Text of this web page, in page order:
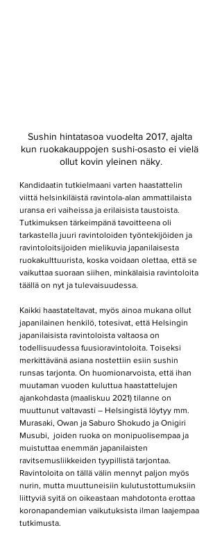
Sushin hintatasoa vuodelta 2017, ajalta
kun ruokakauppojen sushi-osasto ei vielä
ollut kovin yleinen näky.
Kandidaatin tutkielmaani varten haastattelin
viittä helsinkiläistä ravintola-alan ammattilaista
uransa eri vaiheissa ja erilaisista taustoista.
Tutkimuksen tärkeimpänä tavoitteena oli
tarkastella juuri ravintoloiden työntekijöiden ja
ravintoloitsijoiden mielikuvia japanilaisesta
ruokakulttuurista, koska voidaan olettaa, että se
vaikuttaa suoraan siihen, minkälaisia ravintoloita
täällä on nyt ja tulevaisuudessa.
Kaikki haastateltavat, myös ainoa mukana ollut
japanilainen henkilö, totesivat, että Helsingin
japanilaisista ravintoloista valtaosa on
todellisuudessa fuusioravintoloita. Toiseksi
merkittävänä asiana nostettiin esiin sushin
runsas tarjonta. On huomionarvoista, että ihan
muutaman vuoden kuluttua haastattelujen
ajankohdasta (maaliskuu 2021) tilanne on
muuttunut valtavasti – Helsingistä löytyy mm.
Murasaki, Owan ja Saburo Shokudo ja Onigiri
Musubi,  joiden ruoka on monipuolisempaa ja
muistuttaa enemmän japanilaisten
ravitsemusliikkeiden tyypillistä tarjontaa.
Ravintoloita on tällä välin mennyt paljon myös
nurin, mutta muuttuneisiin kulutustottumuksiin
liittyviä syitä on oikeastaan mahdotonta erottaa
koronapandemian vaikutuksista ilman laajempaa
tutkimusta.